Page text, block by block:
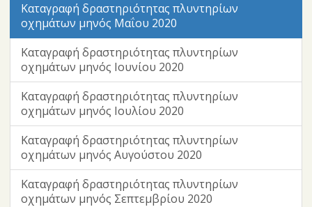
Καταγραφή δραστηριότητας πλυντηρίων
οχημάτων μηνός Μαΐου 2020
Καταγραφή δραστηριότητας πλυντηρίων
οχημάτων μηνός Ιουνίου 2020
Καταγραφή δραστηριότητας πλυντηρίων
οχημάτων μηνός Ιουλίου 2020
Καταγραφή δραστηριότητας πλυντηρίων
οχημάτων μηνός Αυγούστου 2020
Καταγραφή δραστηριότητας πλυντηρίων
οχημάτων μηνός Σεπτεμβρίου 2020